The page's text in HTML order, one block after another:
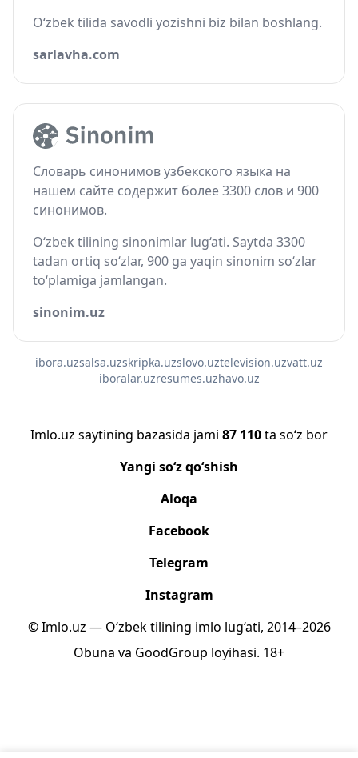
O‘zbek tilida savodli yozishni biz bilan boshlang.
sarlavha.com
Словарь синонимов узбекского языка на
нашем сайте содержит более 3300 слов и 900
синонимов.
O‘zbek tilining sinonimlar lug‘ati. Saytda 3300
tadan ortiq so‘zlar, 900 ga yaqin sinonim so‘zlar
to‘plamiga jamlangan.
sinonim.uz
ibora.uzsalsa.uzskripka.uzslovo.uztelevision.uzvatt.uz
iboralar.uzresumes.uzhavo.uz
Imlo.uz saytining bazasida jami 87 110ta so‘z bor
Yangi so‘z qo‘shish
Aloqa
Facebook
Telegram
Instagram
© Imlo.uz — O‘zbek tilining imlo lug‘ati, 2014–2026
Obuna va GoodGroup loyihasi. 18+